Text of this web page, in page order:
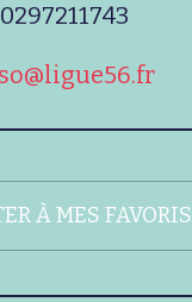
0297211743
À MES FAVORIS